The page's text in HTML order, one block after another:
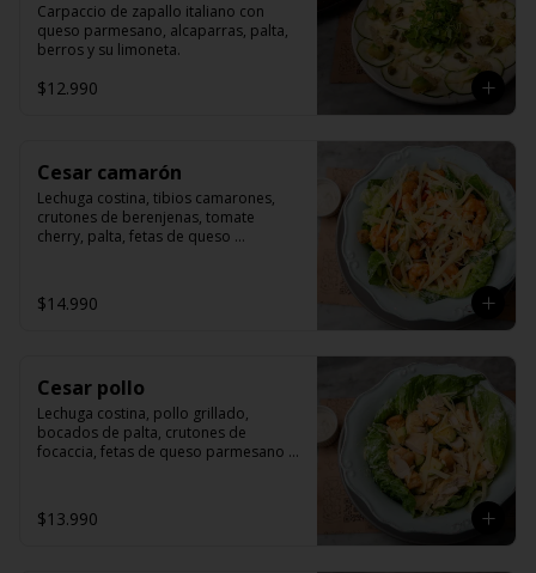
Carpaccio de zapallo italiano con
queso parmesano, alcaparras, palta,
berros y su limoneta.
$12.990
Cesar camarón
Lechuga costina, tibios camarones,
crutones de berenjenas, tomate
cherry, palta, fetas de queso
$14.990
Cesar pollo
Lechuga costina, pollo grillado,
bocados de palta, crutones de
focaccia, fetas de queso parmesano y
$13.990